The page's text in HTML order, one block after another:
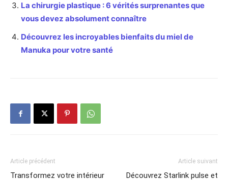
La chirurgie plastique : 6 vérités surprenantes que
vous devez absolument connaître
Découvrez les incroyables bienfaits du miel de
Manuka pour votre santé
Article précédent
Transformez votre intérieur
Article suivant
Découvrez Starlink pulse et